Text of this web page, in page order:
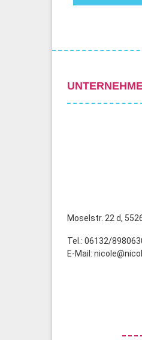
Moselstr. 22 d,
Tel.: 06132/
E-Mail: